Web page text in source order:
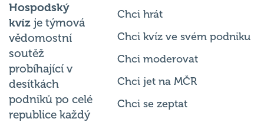
Hospodský
kvíz je týmová
vědomostní
soutěž
probíhající v
desítkách
podniků po celé
republice každý
Chci hrát
Chci kvíz ve svém podniku
Chci moderovat
Chci jet na MČR
Chci se zeptat